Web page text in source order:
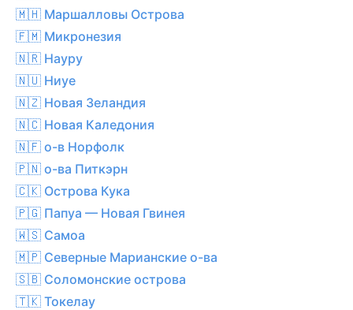
🇲🇭 Маршалловы Острова
🇫🇲 Микронезия
🇳🇷 Науру
🇳🇺 Ниуе
🇳🇿 Новая Зеландия
🇳🇨 Новая Каледония
🇳🇫 о-в Норфолк
🇵🇳 о-ва Питкэрн
🇨🇰 Острова Кука
🇵🇬 Папуа — Новая Гвинея
🇼🇸 Самоа
🇲🇵 Северные Марианские о-ва
🇸🇧 Соломонские острова
🇹🇰 Токелау